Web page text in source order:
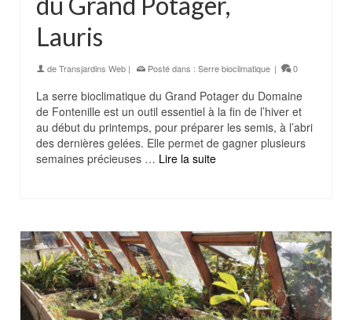
Lauris
deTransjardins Web | Posté dans : Serre bioclimatique | 0
La serre bioclimatique du Grand Potager du Domaine
de Fontenille est un outil essentiel à la fin de l’hiver et
au début du printemps, pour préparer les semis, à l’abri
des dernières gelées. Elle permet de gagner plusieurs
semaines précieuses … Lire la suite